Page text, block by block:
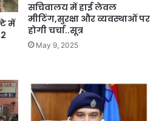
में
सचिवालय में हाई लेवल
मीटिंग,सुरक्षा और व्यवस्थाओं पर
होगी चर्चा..सूत्र
May 9, 2025